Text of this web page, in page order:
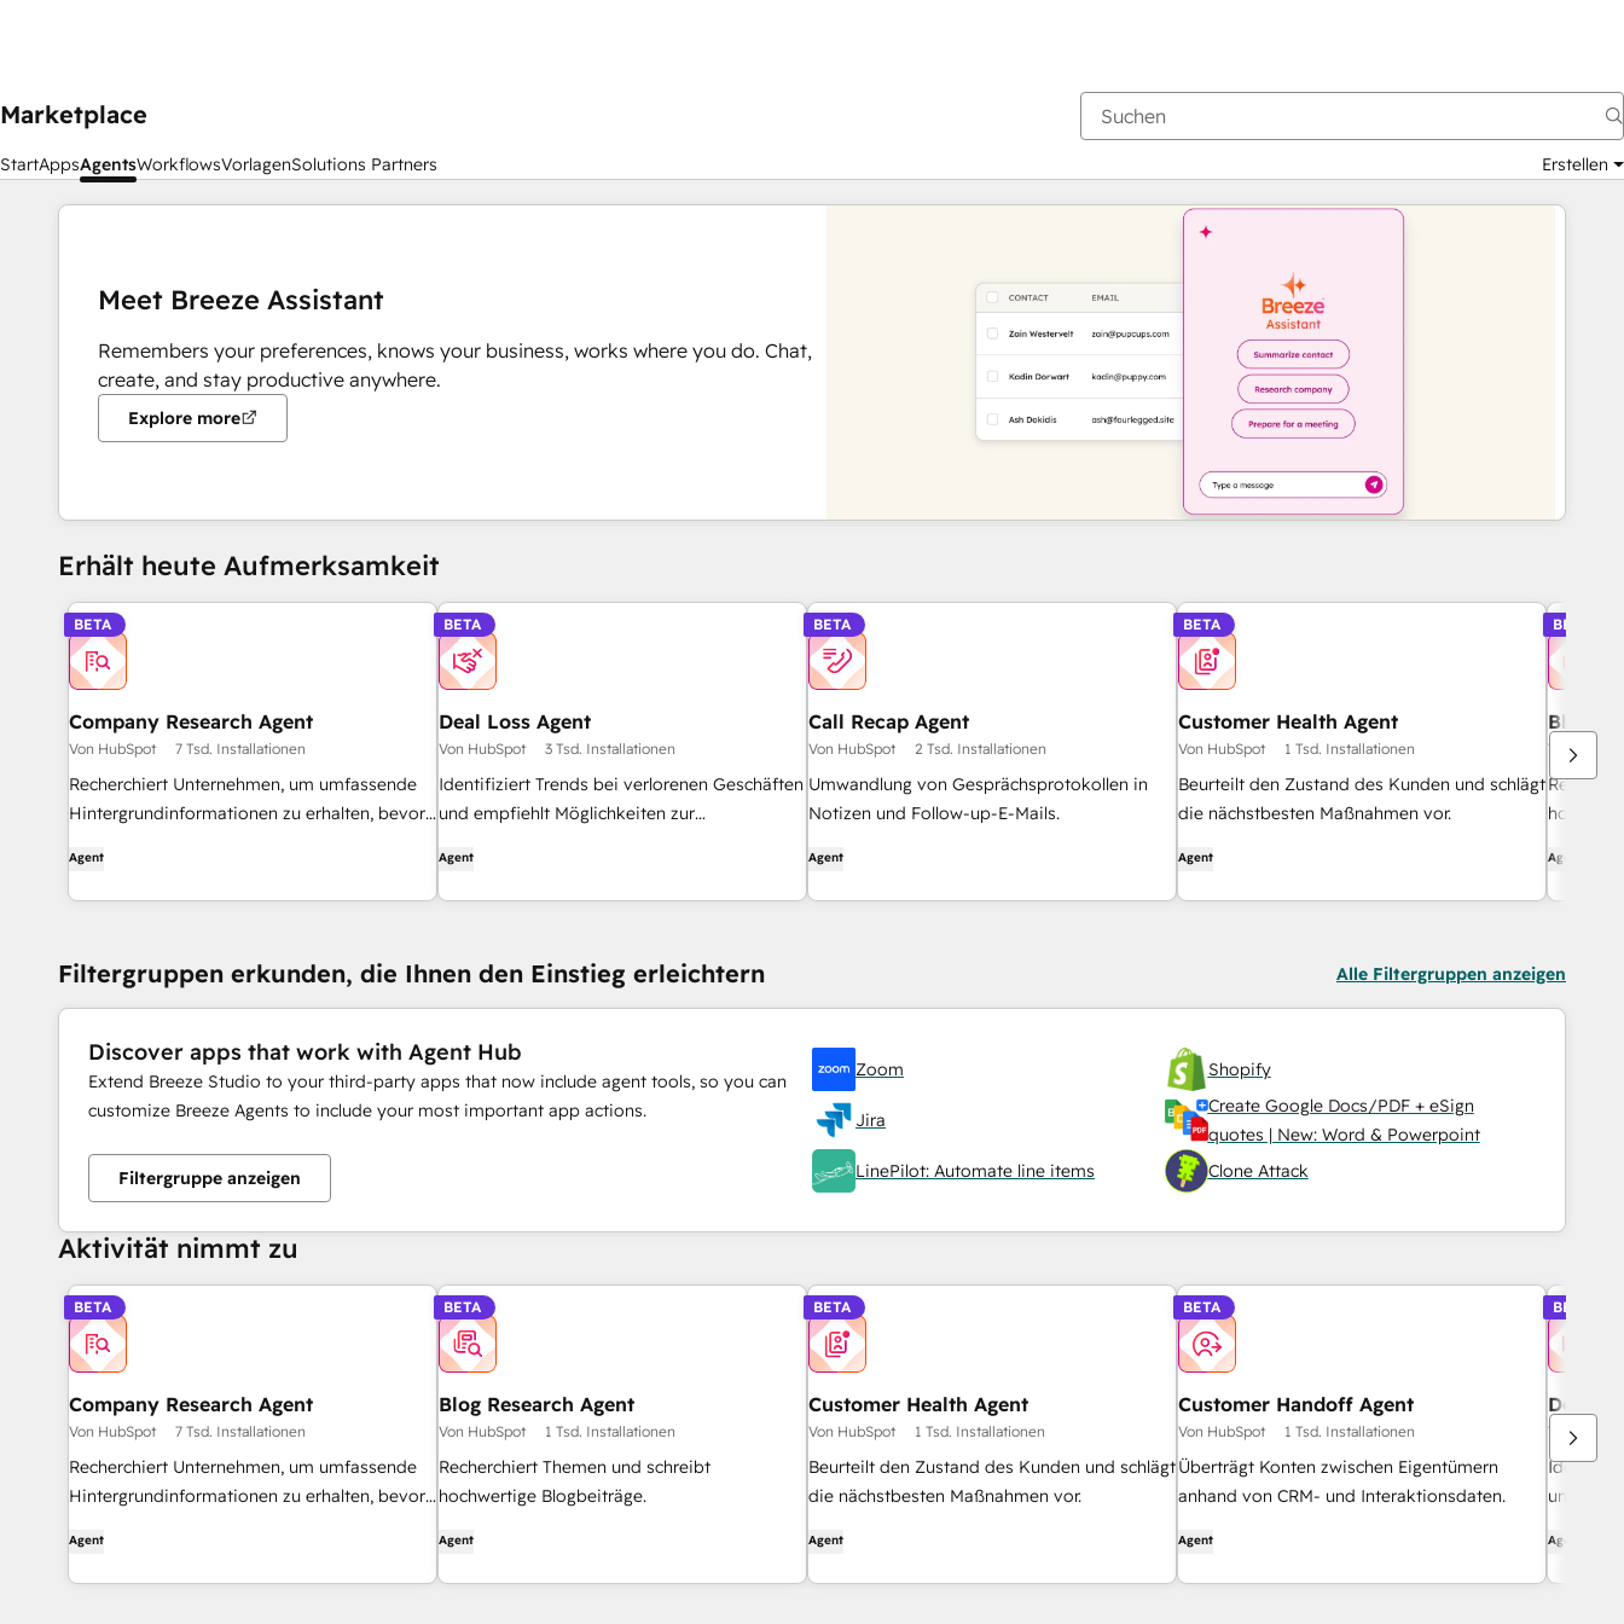
Marketplace
StartAppsAgentsWorkflowsVorlagenSolutions Partners Erstellen
Meet Breeze Assistant
Remembers your preferences, knows your business, works where you do. Chat,
create, and stay productive anywhere.
Explore more
Erhält heute Aufmerksamkeit
BETA
Company Research Agent
Von HubSpot 7 Tsd. Installationen
Recherchiert Unternehmen, um umfassende
Hintergrundinformationen zu erhalten, bevor
Agent
BETA
Deal Loss Agent
Von HubSpot 3 Tsd. Installationen
Identifiziert Trends bei verlorenen Geschäften
und empfiehlt Möglichkeiten zur
Agent
BETA
Call Recap Agent
Von HubSpot 2 Tsd. Installationen
Umwandlung von Gesprächsprotokollen in
Notizen und Follow-up-E-Mails.
Agent
BETA
Customer Health Agent
Von HubSpot 1 Tsd. Installationen
Beurteilt den Zustand des Kunden und schlägt
die nächstbesten Maßnahmen vor.
Agent
BETA
Blog
Von
Agent
Filtergruppen erkunden, die Ihnen den Einstieg erleichtern Alle Filtergruppen anzeigen
Discover apps that work with Agent Hub
Extend Breeze Studio to your third-party apps that now include agent tools, so you can
customize Breeze Agents to include your most important app actions.
Filtergruppe anzeigen
Zoom Shopify
Jira
Create Google Docs/PDF + eSign
quotes | New: Word & Powerpoint
LinePilot: Automate line items
Clone Attack
Aktivität nimmt zu
BETA
Company Research Agent
Von HubSpot 7 Tsd. Installationen
Recherchiert Unternehmen, um umfassende
Hintergrundinformationen zu erhalten, bevor
Agent
BETA
Blog Research Agent
Von HubSpot 1 Tsd. Installationen
Recherchiert Themen und schreibt
hochwertige Blogbeiträge.
Agent
BETA
Customer Health Agent
Von HubSpot 1 Tsd. Installationen
Beurteilt den Zustand des Kunden und schlägt
die nächstbesten Maßnahmen vor.
Agent
BETA
Customer Handoff Agent
Von HubSpot 1 Tsd. Installationen
Überträgt Konten zwischen Eigentümern
anhand von CRM- und Interaktionsdaten.
Agent
BETA
Deal
Von
und
Agent